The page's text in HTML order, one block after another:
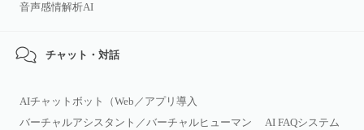
音声感情解析AI
チャット・対話
AIチャットボット（Web／アプリ導入
バーチャルアシスタント／バーチャルヒューマン
AI FAQシステム